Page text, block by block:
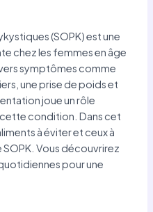
(SOPK) est une
chez les femmes en âge
symptômes comme
une prise de poids et
joue un rôle
condition. Dans cet
à éviter et ceux à
Vous découvrirez
pour une